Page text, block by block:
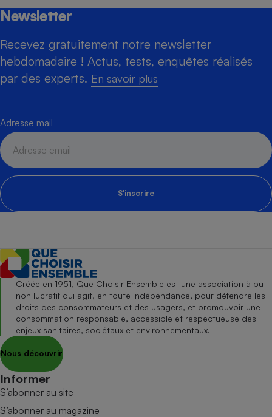
Newsletter
Recevez gratuitement notre newsletter
hebdomadaire ! Actus, tests, enquêtes réalisés
par des experts. En savoir plus
Adresse mail
S'inscrire
Créée en 1951, Que Choisir Ensemble est une association à but
non lucratif qui agit, en toute indépendance, pour défendre les
droits des consommateurs et des usagers, et promouvoir une
consommation responsable, accessible et respectueuse des
enjeux sanitaires, sociétaux et environnementaux.
Nous découvrir
Informer
S’abonner au site
S’abonner au magazine